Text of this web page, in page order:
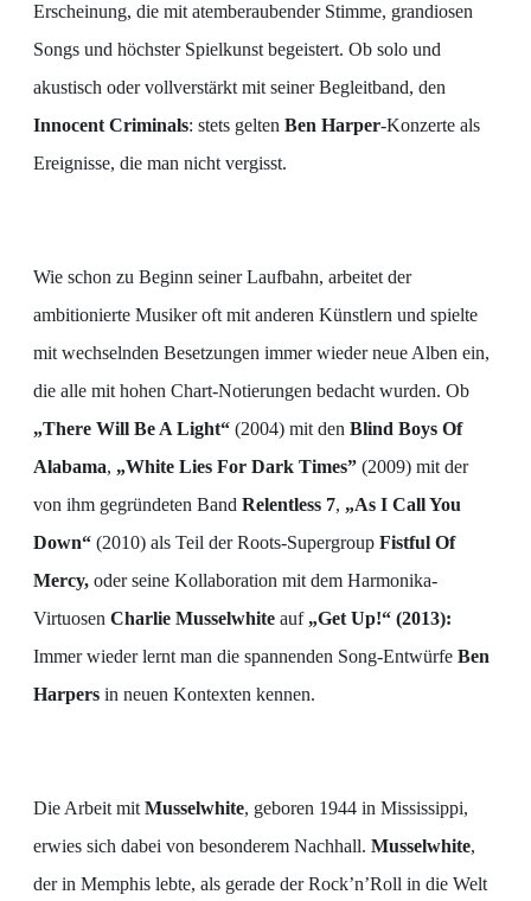
Erscheinung, die mit atemberaubender Stimme, grandiosen
Songs und höchster Spielkunst begeistert. Ob solo und
akustisch oder vollverstärkt mit seiner Begleitband, den
Innocent Criminals: stets gelten Ben Harper-Konzerte als
Ereignisse, die man nicht vergisst.
Wie schon zu Beginn seiner Laufbahn, arbeitet der
ambitionierte Musiker oft mit anderen Künstlern und spielte
mit wechselnden Besetzungen immer wieder neue Alben ein,
die alle mit hohen Chart-Notierungen bedacht wurden. Ob
„There Will Be A Light“ (2004) mit den Blind Boys Of
Alabama, „White Lies For Dark Times” (2009) mit der
von ihm gegründeten Band Relentless 7, „As I Call You
Down“ (2010) als Teil der Roots-Supergroup Fistful Of
Mercy, oder seine Kollaboration mit dem Harmonika-
Virtuosen Charlie Musselwhite auf „Get Up!“ (2013):
Immer wieder lernt man die spannenden Song-Entwürfe Ben
Harpers in neuen Kontexten kennen.
Die Arbeit mit Musselwhite, geboren 1944 in Mississippi,
erwies sich dabei von besonderem Nachhall. Musselwhite,
der in Memphis lebte, als gerade der Rock’n’Roll in die Welt